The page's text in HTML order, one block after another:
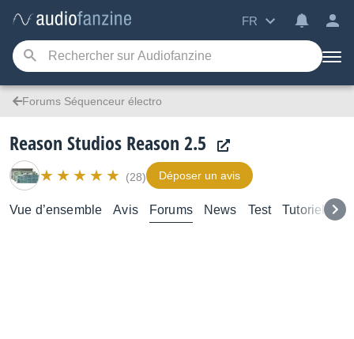
FR
Forums Séquenceur électro
Reason Studios Reason 2.5
(28) Déposer un avis
Vue d’ensemble Avis Forums News Test Tutoriels